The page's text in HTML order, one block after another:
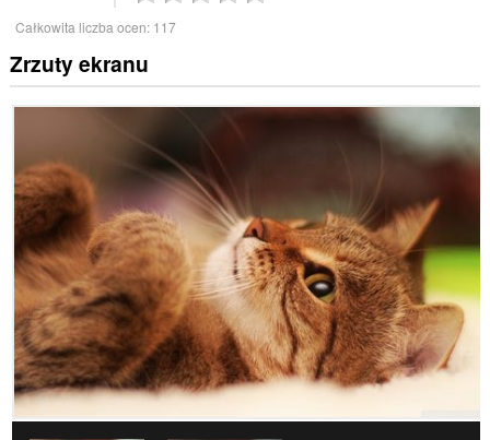
Całkowita liczba ocen: 117
Zrzuty ekranu